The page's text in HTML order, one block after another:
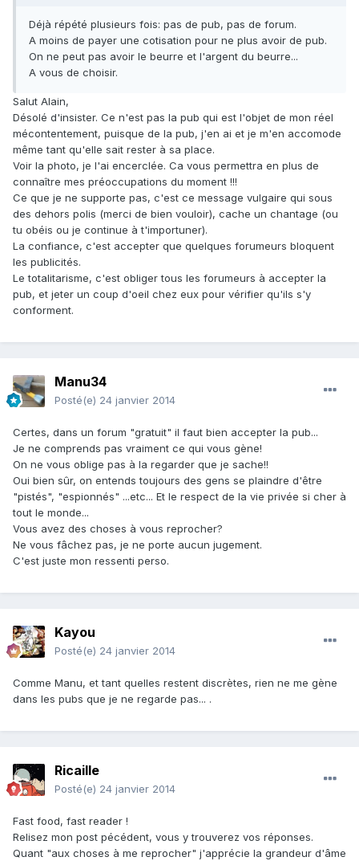
Déjà répété plusieurs fois: pas de pub, pas de forum.
A moins de payer une cotisation pour ne plus avoir de pub.
On ne peut pas avoir le beurre et l'argent du beurre...
A vous de choisir.
Salut Alain,
Désolé d'insister. Ce n'est pas la pub qui est l'objet de mon réel
mécontentement, puisque de la pub, j'en ai et je m'en accomode
même tant qu'elle sait rester à sa place.
Voir la photo, je l'ai encerclée. Ca vous permettra en plus de
connaître mes préoccupations du moment !!!
Ce que je ne supporte pas, c'est ce message vulgaire qui sous
des dehors polis (merci de bien vouloir), cache un chantage (ou
tu obéis ou je continue à t'importuner).
La confiance, c'est accepter que quelques forumeurs bloquent
les publicités.
Le totalitarisme, c'est obliger tous les forumeurs à accepter la
pub, et jeter un coup d'oeil chez eux pour vérifier qu'ils s'y
conforment.
Manu34
Posté(e) 24 janvier 2014
Certes, dans un forum "gratuit" il faut bien accepter la pub...
Je ne comprends pas vraiment ce qui vous gène!
On ne vous oblige pas à la regarder que je sache!!
Oui bien sûr, on entends toujours des gens se plaindre d'être
"pistés", "espionnés" ...etc... Et le respect de la vie privée si cher à
tout le monde...
Vous avez des choses à vous reprocher?
Ne vous fâchez pas, je ne porte aucun jugement.
C'est juste mon ressenti perso.
Kayou
Posté(e) 24 janvier 2014
Comme Manu, et tant quelles restent discrètes, rien ne me gène
dans les pubs que je ne regarde pas... .
Ricaille
Posté(e) 24 janvier 2014
Fast food, fast reader !
Relisez mon post pécédent, vous y trouverez vos réponses.
Quant "aux choses à me reprocher" j'apprécie la grandeur d'âme